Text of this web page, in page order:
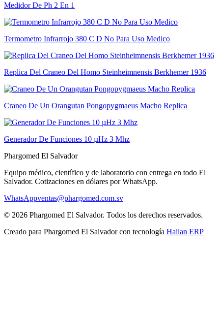
Medidor De Ph 2 En 1
Termometro Infrarrojo 380 C D No Para Uso Medico
Replica Del Craneo Del Homo Steinheimnensis Berkhemer 1936
Craneo De Un Orangutan Pongopygmaeus Macho Replica
Generador De Funciones 10 µHz 3 Mhz
Phargomed El Salvador
Equipo médico, científico y de laboratorio con entrega en todo El
Salvador. Cotizaciones en dólares por WhatsApp.
WhatsAppventas@phargomed.com.sv
© 2026 Phargomed El Salvador. Todos los derechos reservados.
Creado para Phargomed El Salvadorcon tecnología Hailan ERP